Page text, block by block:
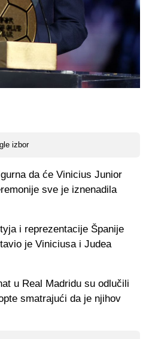
izbor
da će Vinicius Junior
sve je iznenadila
i reprezentacije Španije
je Viniciusa i Judea
u Real Madridu su odlučili
smatrajući da je njihov